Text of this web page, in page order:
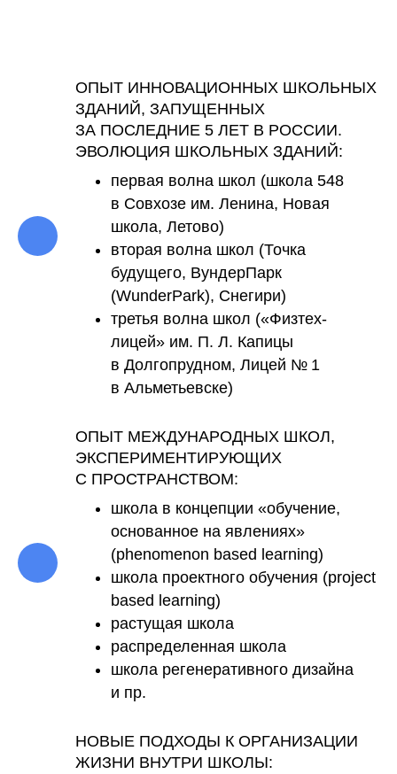
ОПЫТ ИННОВАЦИОННЫХ ШКОЛЬНЫХ
ЗДАНИЙ, ЗАПУЩЕННЫХ
ЗА ПОСЛЕДНИЕ 5 ЛЕТ В РОССИИ.
ЭВОЛЮЦИЯ ШКОЛЬНЫХ ЗДАНИЙ:
первая волна школ (школа 548
в Совхозе им. Ленина, Новая
школа, Летово)
вторая волна школ (Точка
будущего, ВундерПарк
(WunderPark), Снегири)
третья волна школ («Физтех-
лицей» им. П. Л. Капицы
в Долгопрудном, Лицей № 1
в Альметьевске)
ОПЫТ МЕЖДУНАРОДНЫХ ШКОЛ,
ЭКСПЕРИМЕНТИРУЮЩИХ
С ПРОСТРАНСТВОМ:
школа в концепции «обучение,
основанное на явлениях»
(phenomenon based learning)
школа проектного обучения (project
based learning)
растущая школа
распределенная школа
школа регенеративного дизайна
и пр.
НОВЫЕ ПОДХОДЫ К ОРГАНИЗАЦИИ
ЖИЗНИ ВНУТРИ ШКОЛЫ: